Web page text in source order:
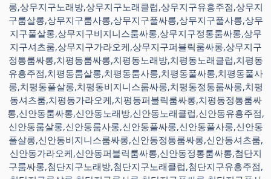
롱,상무지구노래방,상무지구노래클럽,상무지구유흥주점,상무지
구룸살롱,상무지구룸사롱,상무지구풀싸롱,상무지구풀사롱,상무
지구풀살롱,상무지구비지니스룸싸롱,상무지구정통룸싸롱,상무
지구셔츠룸,상무지구가라오케,상무지구퍼블릭룸싸롱,상무지구
정통룸싸롱,치평동룸싸롱,치평동노래방,치평동노래클럽,치평동
유흥주점,치평동룸살롱,치평동룸사롱,치평동풀싸롱,치평동풀사
롱,치평동풀살롱,치평동비지니스룸싸롱,치평동정통룸싸롱,치평
동셔츠룸,치평동가라오케,치평동퍼블릭룸싸롱,치평동정통룸싸
롱,신안동룸싸롱,신안동노래방,신안동노래클럽,신안동유흥주점,
신안동룸살롱,신안동룸사롱,신안동풀싸롱,신안동풀사롱,신안동
풀살롱,신안동비지니스룸싸롱,신안동정통룸싸롱,신안동셔츠룸,
신안동가라오케,신안동퍼블릭룸싸롱,신안동정통룸싸롱,첨단지
구룸싸롱,첨단지구노래방,첨단지구노래클럽,첨단지구유흥주점,